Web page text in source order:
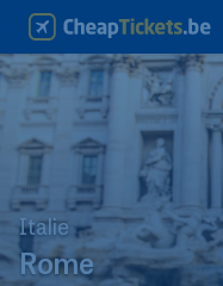
Italie
Rome